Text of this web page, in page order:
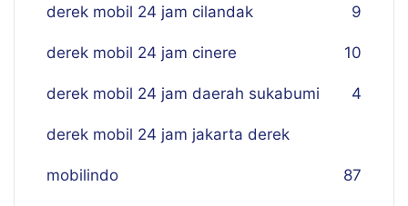
derek mobil 24 jam cilandak 9
derek mobil 24 jam cinere 10
derek mobil 24 jam daerah sukabumi 4
derek mobil 24 jam jakarta derek
mobilindo 87